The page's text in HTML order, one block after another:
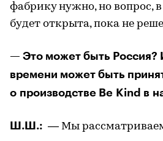
фабрику нужно, но вопрос,
будет открыта, пока не
— Это может быть Россия?
времени может быть
о производстве Be Kind в
Ш.Ш.: — Мы